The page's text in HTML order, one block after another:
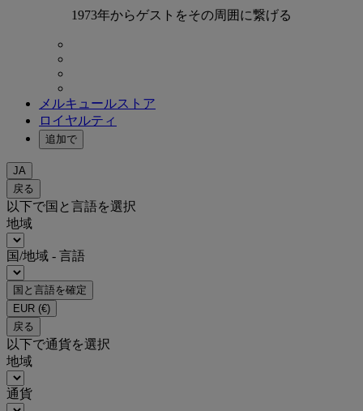
1973年からゲストをその周囲に繋げる
メルキュールストア
ロイヤルティ
追加で
JA
戻る
以下で国と言語を選択
地域
国/地域 - 言語
国と言語を確定
EUR (€)
戻る
以下で通貨を選択
地域
通貨